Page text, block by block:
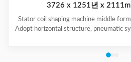
3726 x 1251년 x
Stator coil shaping machine middle
Adopt horizontal structure, pneumatic
expanding blades is synchronous, no